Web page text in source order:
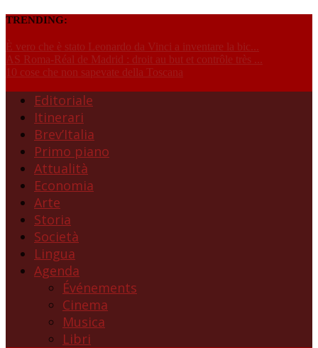
TRENDING:
È vero che è stato Leonardo da Vinci a inventare la bic...
AS Roma-Réal de Madrid : droit au but et contrôle très ...
10 cose che non sapevate della Toscana
Editoriale
Itinerari
Brev’Italia
Primo piano
Attualità
Economia
Arte
Storia
Società
Lingua
Agenda
Événements
Cinema
Musica
Libri